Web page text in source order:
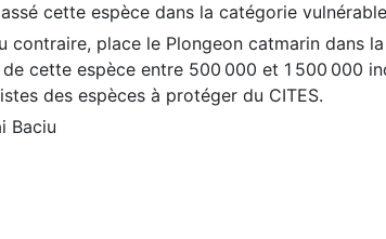
cette espèce dans la catégorie
contraire, place le Plongeon catmarin
cette espèce entre 500 000 et 1 500 000
des espèces à protéger du CITES.
Baciu